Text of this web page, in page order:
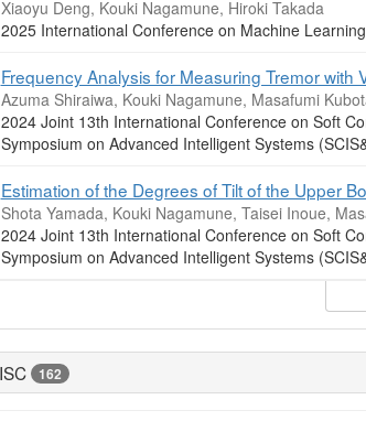
Xiaoyu Deng, Kouki Nagamune, Hiroki Takada
2025 International Conference on Machine
Frequency Analysis for Measuring Tremor
Azuma Shiraiwa, Kouki Nagamune, Masafumi
2024 Joint 13th International Conference on Soft
Symposium on Advanced Intelligent Systems
Estimation of the Degrees of Tilt of the Upper
Shota Yamada, Kouki Nagamune, Taisei Inoue,
2024 Joint 13th International Conference on Soft
Symposium on Advanced Intelligent Systems
162